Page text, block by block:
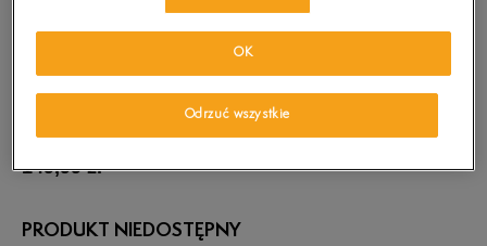
TIMBERLAND SHEAFE Y-STRAP SANDAL
149,99zł
PRODUKT NIEDOSTĘPNY
Odrzuć wszystkie
OK